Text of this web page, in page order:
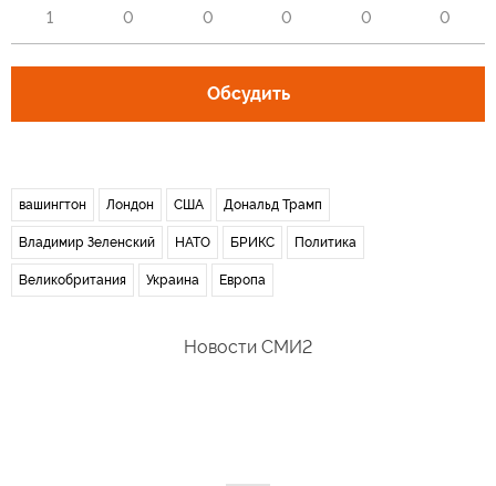
1 0 0 0 0 0
Обсудить
вашингтон Лондон США Дональд Трамп
Владимир Зеленский НАТО БРИКС Политика
Великобритания Украина Европа
Новости СМИ2